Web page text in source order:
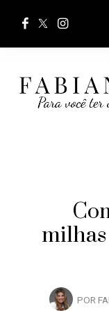
POR